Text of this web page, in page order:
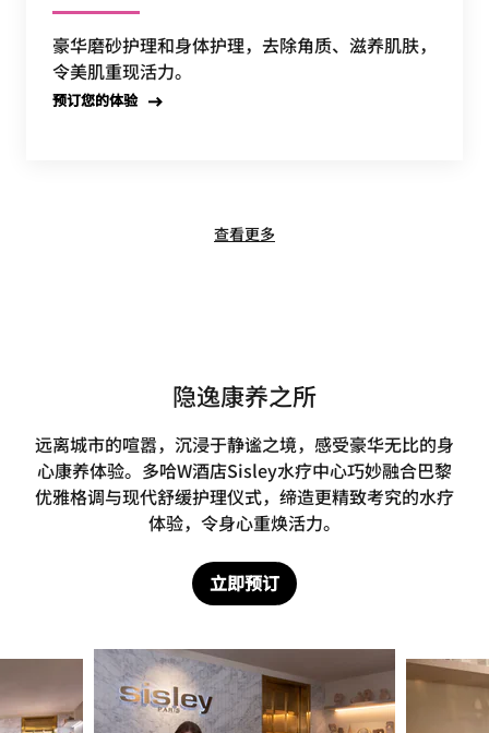
豪华磨砂护理和身体护理，去除角质、滋养肌肤，
令美肌重现活力。
预订您的体验
查看更多
隐逸康养之所
远离城市的喧嚣，沉浸于静谧之境，感受豪华无比的身
心康养体验。多哈W酒店Sisley水疗中心巧妙融合巴黎
优雅格调与现代舒缓护理仪式，缔造更精致考究的水疗
体验，令身心重焕活力。
立即预订